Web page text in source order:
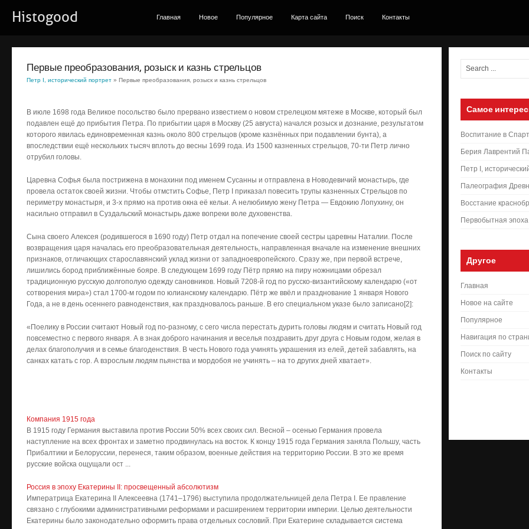
Histogood Главная Новое Популярное Карта сайта Поиск Контакты
Первые преобразования, розыск и казнь стрельцов
Петр I, исторический портрет » Первые преобразования, розыск и казнь стрельцов
В июле 1698 года Великое посольство было прервано известием о новом стрелецком мятеже в Москве, который был
подавлен ещё до прибытия Петра. По прибытии царя в Москву (25 августа) начался розыск и дознание, результатом
которого явилась единовременная казнь около 800 стрельцов (кроме казнённых при подавлении бунта), а
впоследствии ещё нескольких тысяч вплоть до весны 1699 года. Из 1500 казненных стрельцов, 70-ти Петр лично
отрубил головы.
Царевна Софья была пострижена в монахини под именем Сусанны и отправлена в Новодевичий монастырь, где
провела остаток своей жизни. Чтобы отмстить Софье, Петр I приказал повесить трупы казненных Стрельцов по
периметру монастыря, и 3-х прямо на против окна её кельи. А нелюбимую жену Петра — Евдокию Лопухину, он
насильно отправил в Суздальский монастырь даже вопреки воле духовенства.
Сына своего Алексея (родившегося в 1690 году) Петр отдал на попечение своей сестры царевны Наталии. После
возвращения царя началась его преобразовательная деятельность, направленная вначале на изменение внешних
признаков, отличающих старославянский уклад жизни от западноевропейского. Сразу же, при первой встрече,
лишились бород приближённые бояре. В следующем 1699 году Пётр прямо на пиру ножницами обрезал
традиционную русскую долгополую одежду сановников. Новый 7208-й год по русско-византийскому календарю («от
сотворения мира») стал 1700-м годом по юлианскому календарю. Пётр же ввёл и празднование 1 января Нового
Года, а не в день осеннего равноденствия, как праздновалось раньше. В его специальном указе было записано[2]:
«Поелику в России считают Новый год по-разному, с сего числа перестать дурить головы людям и считать Новый год
повсеместно с первого января. А в знак доброго начинания и веселья поздравить друг друга с Новым годом, желая в
делах благополучия и в семье благоденствия. В честь Нового года учинять украшения из елей, детей забавлять, на
санках катать с гор. А взрослым людям пьянства и мордобоя не учинять – на то других дней хватает».
Компания 1915 года
В 1915 году Германия выставила против России 50% всех своих сил. Весной – осенью Германия провела
наступление на всех фронтах и заметно продвинулась на восток. К концу 1915 года Германия заняла Польшу, часть
Прибалтики и Белоруссии, перенеся, таким образом, военные действия на территорию России. В это же время
русские войска ощущали ост ...
Россия в эпоху Екатерины II: просвещенный абсолютизм
Императрица Екатерина II Алексеевна (1741–1796) выступила продолжательницей дела Петра I. Ее правление
связано с глубокими административными реформами и расширением территории империи. Целью деятельности
Екатерины было законодательно оформить права отдельных сословий. При Екатерине складывается система
Самое
Воспитание в
Берия Лаврентий
Петр I,
Палеография
Восстание
Первобытная
Другое
Главная
Новое на сайте
Популярное
Навигация по
Поиск по сайту
Контакты